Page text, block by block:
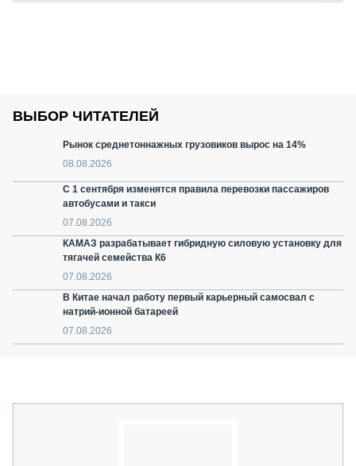
ВЫБОР ЧИТАТЕЛЕЙ
Рынок среднетоннажных грузовиков вырос на 14%
08.08.2026
С 1 сентября изменятся правила перевозки пассажиров
автобусами и такси
07.08.2026
КАМАЗ разрабатывает гибридную силовую установку для
тягачей семейства К6
07.08.2026
В Китае начал работу первый карьерный самосвал с
натрий-ионной батареей
07.08.2026